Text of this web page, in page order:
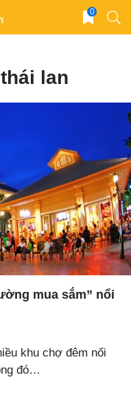
0
lan
mua sắm” nổi
khu chợ đêm nổi
đó…